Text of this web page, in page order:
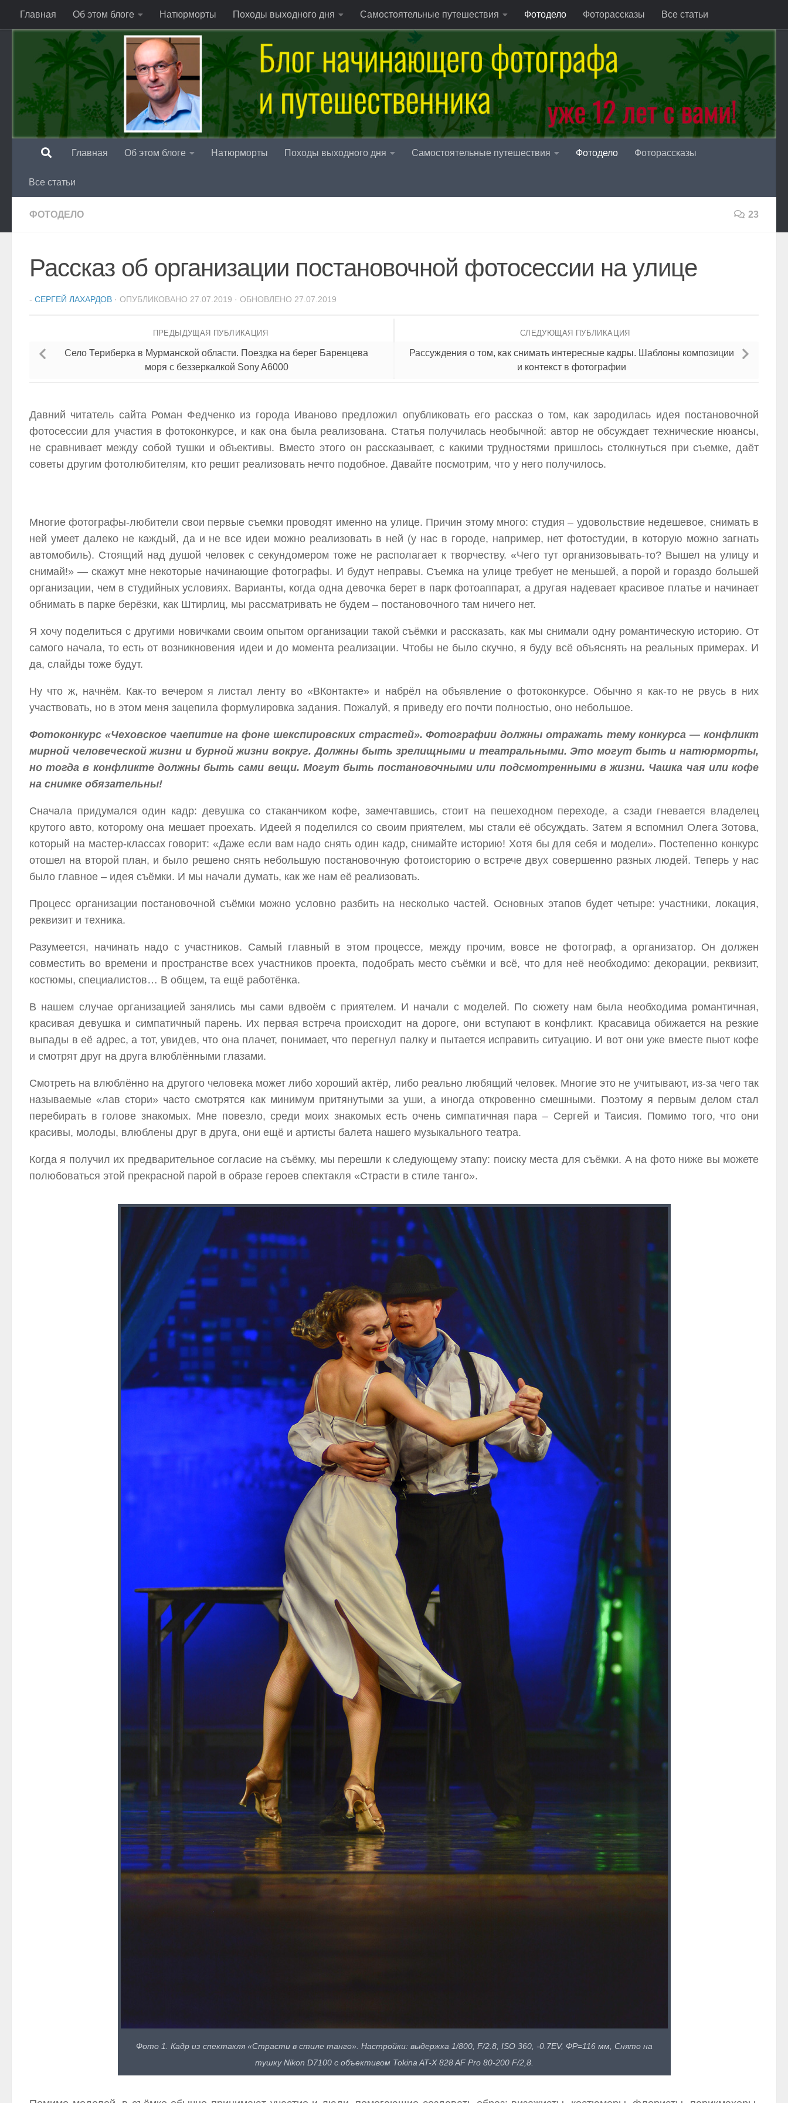
Перейти к содержимому
Главная Об этом блоге Натюрморты Походы выходного дня Самостоятельные путешествия Фотодело Фоторассказы Все статьи
Главная Об этом блоге Натюрморты Походы выходного дня Самостоятельные путешествия Фотодело Фоторассказы
Все статьи
ФОТОДЕЛО 23
Рассказ об организации постановочной фотосессии на улице
- СЕРГЕЙ ЛАХАРДОВ · ОПУБЛИКОВАНО 27.07.2019 · ОБНОВЛЕНО 27.07.2019
СЛЕДУЮЩАЯ ПУБЛИКАЦИЯ
Рассуждения о том, как снимать интересные кадры. Шаблоны композиции
и контекст в фотографии
ПРЕДЫДУЩАЯ ПУБЛИКАЦИЯ
Село Териберка в Мурманской области. Поездка на берег Баренцева
моря с беззеркалкой Sony A6000
Давний читатель сайта Роман Федченко из города Иваново предложил опубликовать его рассказ о том, как зародилась идея постановочной
фотосессии для участия в фотоконкурсе, и как она была реализована. Статья получилась необычной: автор не обсуждает технические нюансы,
не сравнивает между собой тушки и объективы. Вместо этого он рассказывает, с какими трудностями пришлось столкнуться при съемке, даёт
советы другим фотолюбителям, кто решит реализовать нечто подобное. Давайте посмотрим, что у него получилось.
Многие фотографы-любители свои первые съемки проводят именно на улице. Причин этому много: студия – удовольствие недешевое, снимать в
ней умеет далеко не каждый, да и не все идеи можно реализовать в ней (у нас в городе, например, нет фотостудии, в которую можно загнать
автомобиль). Стоящий над душой человек с секундомером тоже не располагает к творчеству. «Чего тут организовывать-то? Вышел на улицу и
снимай!» — скажут мне некоторые начинающие фотографы. И будут неправы. Съемка на улице требует не меньшей, а порой и гораздо большей
организации, чем в студийных условиях. Варианты, когда одна девочка берет в парк фотоаппарат, а другая надевает красивое платье и начинает
обнимать в парке берёзки, как Штирлиц, мы рассматривать не будем – постановочного там ничего нет.
Я хочу поделиться с другими новичками своим опытом организации такой съёмки и рассказать, как мы снимали одну романтическую историю. От
самого начала, то есть от возникновения идеи и до момента реализации. Чтобы не было скучно, я буду всё объяснять на реальных примерах. И
да, слайды тоже будут.
Ну что ж, начнём. Как-то вечером я листал ленту во «ВКонтакте» и набрёл на объявление о фотоконкурсе. Обычно я как-то не рвусь в них
участвовать, но в этом меня зацепила формулировка задания. Пожалуй, я приведу его почти полностью, оно небольшое.
Фотоконкурс «Чеховское чаепитие на фоне шекспировских страстей». Фотографии должны отражать тему конкурса — конфликт
мирной человеческой жизни и бурной жизни вокруг. Должны быть зрелищными и театральными. Это могут быть и натюрморты,
но тогда в конфликте должны быть сами вещи. Могут быть постановочными или подсмотренными в жизни. Чашка чая или кофе
на снимке обязательны!
Сначала придумался один кадр: девушка со стаканчиком кофе, замечтавшись, стоит на пешеходном переходе, а сзади гневается владелец
крутого авто, которому она мешает проехать. Идеей я поделился со своим приятелем, мы стали её обсуждать. Затем я вспомнил Олега Зотова,
который на мастер-классах говорит: «Даже если вам надо снять один кадр, снимайте историю! Хотя бы для себя и модели». Постепенно конкурс
отошел на второй план, и было решено снять небольшую постановочную фотоисторию о встрече двух совершенно разных людей. Теперь у нас
было главное – идея съёмки. И мы начали думать, как же нам её реализовать.
Процесс организации постановочной съёмки можно условно разбить на несколько частей. Основных этапов будет четыре: участники, локация,
реквизит и техника.
Разумеется, начинать надо с участников. Самый главный в этом процессе, между прочим, вовсе не фотограф, а организатор. Он должен
совместить во времени и пространстве всех участников проекта, подобрать место съёмки и всё, что для неё необходимо: декорации, реквизит,
костюмы, специалистов… В общем, та ещё работёнка.
В нашем случае организацией занялись мы сами вдвоём с приятелем. И начали с моделей. По сюжету нам была необходима романтичная,
красивая девушка и симпатичный парень. Их первая встреча происходит на дороге, они вступают в конфликт. Красавица обижается на резкие
выпады в её адрес, а тот, увидев, что она плачет, понимает, что перегнул палку и пытается исправить ситуацию. И вот они уже вместе пьют кофе
и смотрят друг на друга влюблёнными глазами.
Смотреть на влюблённо на другого человека может либо хороший актёр, либо реально любящий человек. Многие это не учитывают, из-за чего так
называемые «лав стори» часто смотрятся как минимум притянутыми за уши, а иногда откровенно смешными. Поэтому я первым делом стал
перебирать в голове знакомых. Мне повезло, среди моих знакомых есть очень симпатичная пара – Сергей и Таисия. Помимо того, что они
красивы, молоды, влюблены друг в друга, они ещё и артисты балета нашего музыкального театра.
Когда я получил их предварительное согласие на съёмку, мы перешли к следующему этапу: поиску места для съёмки. А на фото ниже вы можете
полюбоваться этой прекрасной парой в образе героев спектакля «Страсти в стиле танго».
Фото 1. Кадр из спектакля «Страсти в стиле танго». Настройки: выдержка 1/800, F/2.8, ISO 360, -0.7EV, ФР=116 мм, Снято на
тушку Nikon D7100 с объективом Tokina AT-X 828 AF Pro 80-200 F/2,8.